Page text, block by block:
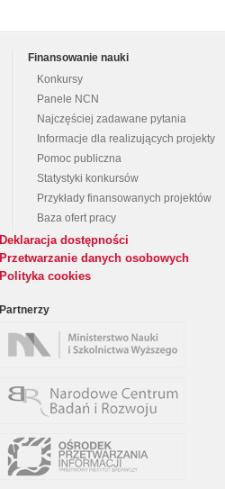
Finansowanie nauki
Konkursy
Panele NCN
Najczęściej zadawane pytania
Informacje dla realizujących projekty
Pomoc publiczna
Statystyki konkursów
Przykłady finansowanych projektów
Baza ofert pracy
Deklaracja dostępności
Przetwarzanie danych osobowych
Polityka cookies
Partnerzy